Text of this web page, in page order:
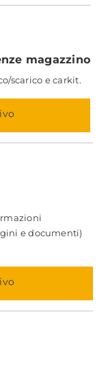
magazzino
scarico e carkit.
e documenti)